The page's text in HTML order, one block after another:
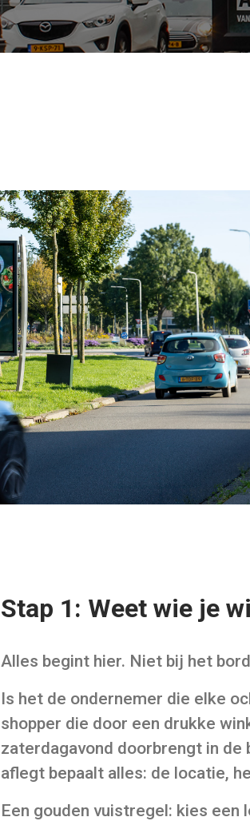
Stap 1: Weet wie je
Alles begint hier. Niet bij het
Is het de ondernemer die elke
shopper die door een drukke
zaterdagavond doorbrengt in
aflegt bepaalt alles: de locatie,
Een gouden vuistregel: kies een